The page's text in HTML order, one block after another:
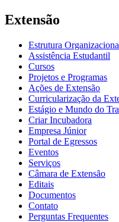
Extensão
Estrutura
Assistência Estudantil
Cursos
Projetos e Programas
Ações de Extensão
Curricularização da
Estágio e Mundo do
Criar Incubadora
Empresa Júnior
Portal de Egressos
Eventos
Serviços
Câmara de Extensão
Editais
Documentos
Contato
Perguntas Frequentes